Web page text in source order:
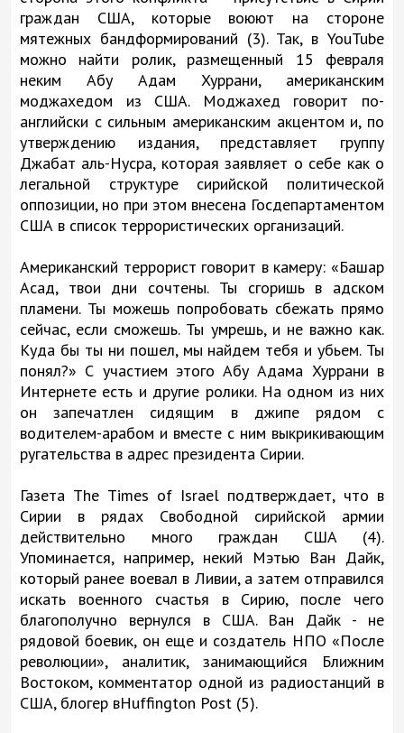
граждан США, которые воюют на стороне
мятежных бандформирований (3). Так, в YouTube
можно найти ролик, размещенный 15 февраля
неким Абу Адам Хуррани, американским
моджахедом из США. Моджахед говорит по-
английски с сильным американским акцентом и, по
утверждению издания, представляет группу
Джабат аль-Нусра, которая заявляет о себе как о
легальной структуре сирийской политической
оппозиции, но при этом внесена Госдепартаментом
США в список террористических организаций.
Американский террорист говорит в камеру: «Башар
Асад, твои дни сочтены. Ты сгоришь в адском
пламени. Ты можешь попробовать сбежать прямо
сейчас, если сможешь. Ты умрешь, и не важно как.
Куда бы ты ни пошел, мы найдем тебя и убьем. Ты
понял?» С участием этого Абу Адама Хуррани в
Интернете есть и другие ролики. На одном из них
он запечатлен сидящим в джипе рядом с
водителем-арабом и вместе с ним выкрикивающим
ругательства в адрес президента Сирии.
Газета The Times of Israel подтверждает, что в
Сирии в рядах Свободной сирийской армии
действительно много граждан США (4).
Упоминается, например, некий Мэтью Ван Дайк,
который ранее воевал в Ливии, а затем отправился
искать военного счастья в Сирию, после чего
благополучно вернулся в США. Ван Дайк - не
рядовой боевик, он еще и создатель НПО «После
революции», аналитик, занимающийся Ближним
Востоком, комментатор одной из радиостанций в
США, блогер вHuffington Post (5).